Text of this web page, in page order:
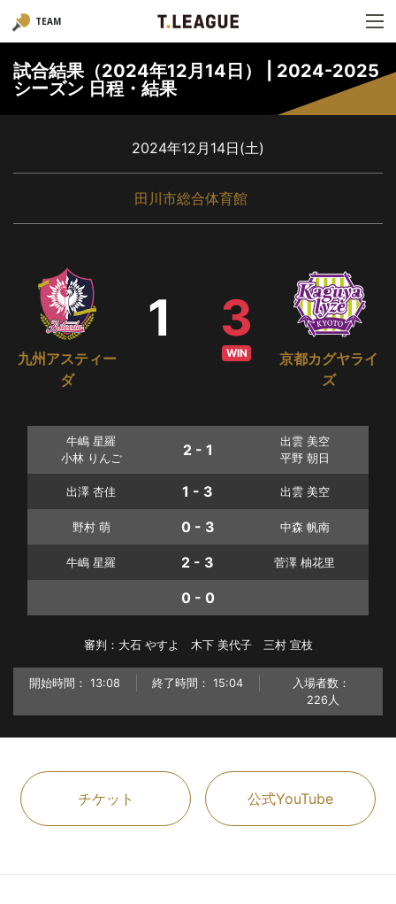
TEAM
試合結果（2024年12月14日） | 2024-2025
シーズン 日程・結果
2024年12月14日(土)
田川市総合体育館
九州アスティー
ダ
1
京都カグヤライ
ズ
3
WIN
牛嶋 星羅
小林 りんご
2 - 1
出雲 美空
平野 朝日
出澤 杏佳 1 - 3 出雲 美空
野村 萌 0 - 3 中森 帆南
牛嶋 星羅 2 - 3 菅澤 柚花里
0 - 0
審判：大石 やすよ 木下 美代子 三村 宣枝
開始時間： 13:08 終了時間： 15:04
入場者数：
226人
チケット 公式YouTube